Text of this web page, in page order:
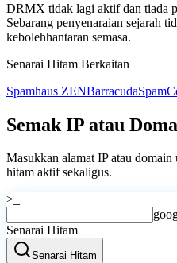
DRMX tidak lagi aktif dan tiada
Sebarang penyenaraian sejarah
kebolehhantaran semasa.
Senarai Hitam Berkaitan
Spamhaus ZENBarracuda
Semak IP atau
Masukkan alamat IP atau
hitam aktif sekaligus.
>_
Senarai Hitam
Senarai Hitam